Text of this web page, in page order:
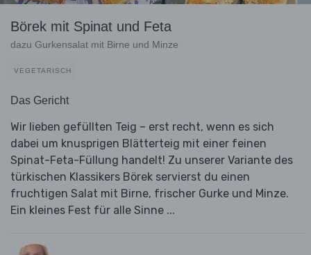
Börek mit Spinat und Feta
dazu Gurkensalat mit Birne und Minze
VEGETARISCH
Das Gericht
Wir lieben gefüllten Teig – erst recht, wenn es sich
dabei um knusprigen Blätterteig mit einer feinen
Spinat-Feta-Füllung handelt! Zu unserer Variante des
türkischen Klassikers Börek servierst du einen
fruchtigen Salat mit Birne, frischer Gurke und Minze.
Ein kleines Fest für alle Sinne ...